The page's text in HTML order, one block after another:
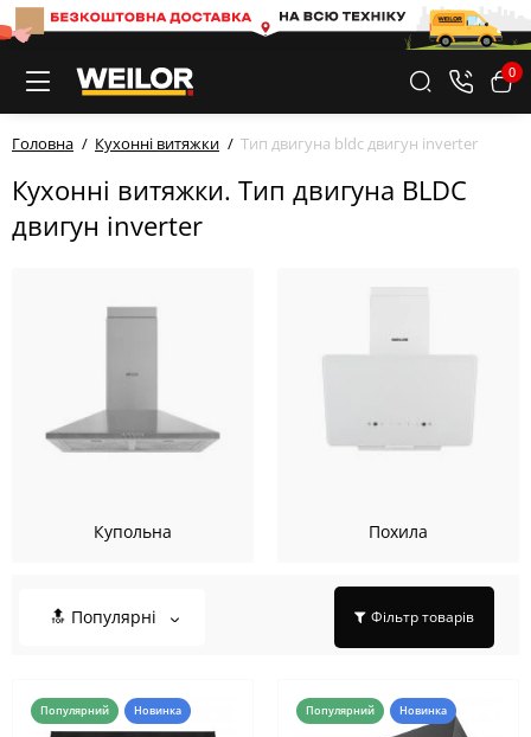
0
Головна Кухонні витяжки Тип двигуна bldc двигун inverter
Кухонні витяжки. Тип двигуна BLDC
двигун inverter
Купольна Похила
🔝 Популярні Фільтр товарів
Популярний Новинка Популярний Новинка